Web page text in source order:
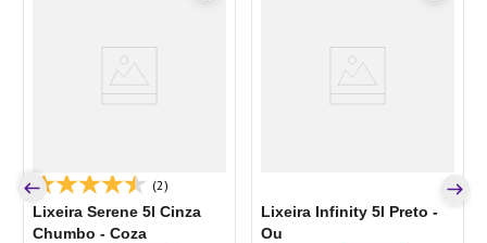
(2)
Lixeira Serene 5l Cinza
Chumbo - Coza
Lixeira Infinity 5l Preto -
Ou